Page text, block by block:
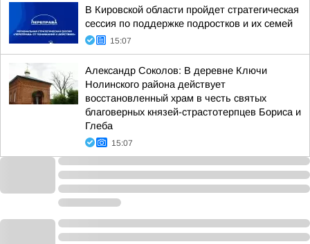
В Кировской области пройдет стратегическая
сессия по поддержке подростков и их семей
15:07
Александр Соколов: В деревне Ключи
Нолинского района действует
восстановленный храм в честь святых
благоверных князей-страстотерпцев Бориса и
Глеба
15:07